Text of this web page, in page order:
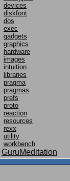
devices
diskfont
dos
exec
gadgets
graphics
hardware
images
intuition
libraries
pragma
pragmas
prefs
proto
reaction
resources
rexx
utility
workbench
GuruMeditation